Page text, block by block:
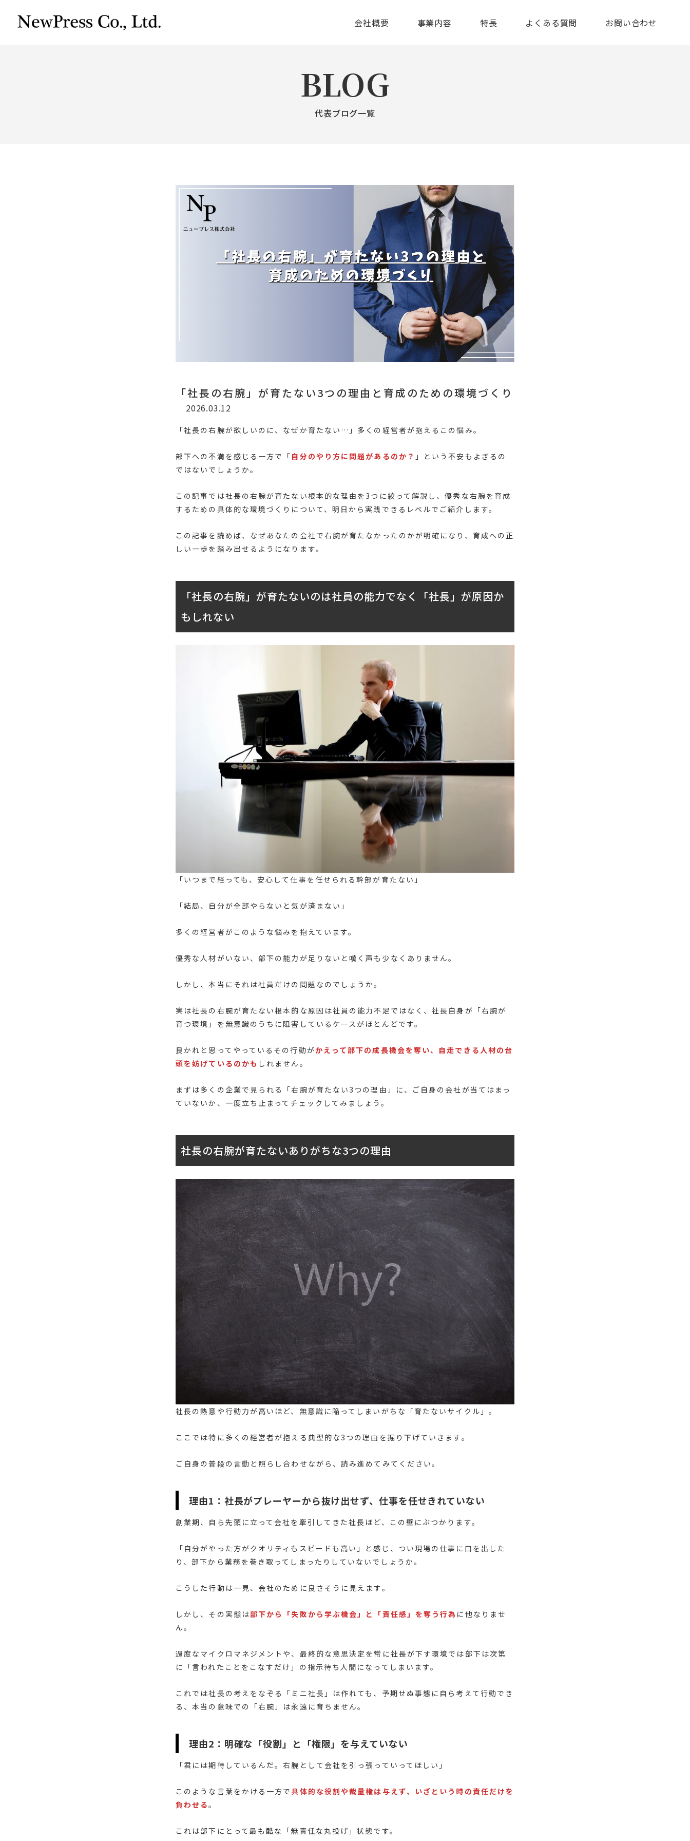
会社概要 事業内容 特長 よくある質問 お問い合わせ
BLOG
代表ブログ一覧
「社長の右腕」が育たない3つの理由と育成のための環境づくり
2026.03.12
「社長の右腕が欲しいのに、なぜか育たない…」多くの経営者が抱えるこの悩み。
部下への不満を感じる一方で「 自分のやり方に問題があるのか？ 」という不安もよぎるの
ではないでしょうか。
この記事では社長の右腕が育たない根本的な理由を3つに絞って解説し、優秀な右腕を育成
するための具体的な環境づくりについて、明日から実践できるレベルでご紹介します。
この記事を読めば、なぜあなたの会社で右腕が育たなかったのかが明確になり、育成への正
しい一歩を踏み出せるようになります。
「社長の右腕」が育たないのは社員の能力でなく「社長」が原因か
もしれない
「いつまで経っても、安心して仕事を任せられる幹部が育たない」
「結局、自分が全部やらないと気が済まない」
多くの経営者がこのような悩みを抱えています。
優秀な人材がいない、部下の能力が足りないと嘆く声も少なくありません。
しかし、本当にそれは社員だけの問題なのでしょうか。
実は社長の右腕が育たない根本的な原因は社員の能力不足ではなく、社長自身が「右腕が
育つ環境」を無意識のうちに阻害しているケースがほとんどです。
良かれと思ってやっているその行動がかえって部下の成長機会を奪い、自走できる人材の台
頭を妨げているのかも しれません。
まずは多くの企業で見られる「右腕が育たない3つの理由」に、ご自身の会社が当てはまっ
ていないか、一度立ち止まってチェックしてみましょう。
社長の右腕が育たないありがちな3つの理由
社長の熱意や行動力が高いほど、無意識に陥ってしまいがちな「育たないサイクル」。
ここでは特に多くの経営者が抱える典型的な3つの理由を掘り下げていきます。
ご自身の普段の言動と照らし合わせながら、読み進めてみてください。
理由1：社長がプレーヤーから抜け出せず、仕事を任せきれていない
創業期、自ら先頭に立って会社を牽引してきた社長ほど、この壁にぶつかります。
「自分がやった方がクオリティもスピードも高い」と感じ、つい現場の仕事に口を出した
り、部下から業務を巻き取ってしまったりしていないでしょうか。
こうした行動は一見、会社のために良さそうに見えます。
しかし、その実態は部下から「失敗から学ぶ機会」と「責任感」を奪う行為 に他なりませ
ん。
過度なマイクロマネジメントや、最終的な意思決定を常に社長が下す環境では部下は次第
に「言われたことをこなすだけ」の指示待ち人間になってしまいます。
これでは社長の考えをなぞる「ミニ社長」は作れても、予期せぬ事態に自ら考えて行動でき
る、本当の意味での「右腕」は永遠に育ちません。
理由2：明確な「役割」と「権限」を与えていない
「君には期待しているんだ。右腕として会社を引っ張っていってほしい」
このような言葉をかける一方で 具体的な役割や裁量権は与えず、いざという時の責任だけを
負わせる。
これは部下にとって最も酷な「無責任な丸投げ」状態です。